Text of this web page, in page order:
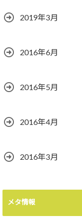
2019年3月
2016年6月
2016年5月
2016年4月
2016年3月
メタ情報